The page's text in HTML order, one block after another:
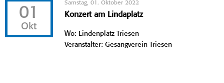
01
Okt
Samstag, 01. Oktober 2022
Konzert am Lindaplatz
Wo: Lindenplatz Triesen
Veranstalter: Gesangverein Triesen